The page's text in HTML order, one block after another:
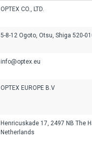
OPTEX CO., LTD.
5-8-12 Ogoto, Otsu, Shiga 520-
info@optex.eu
OPTEX EUROPE B.V
Henricuskade 17, 2497 NB The
Netherlands